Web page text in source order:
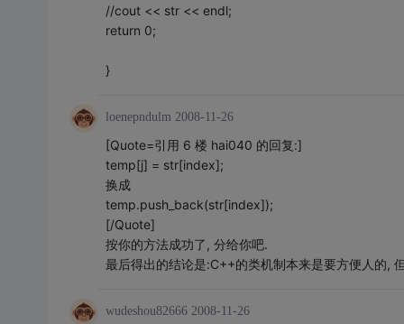
//cout << str << endl;
return 0;
}
loenepndulm 2008-11-26
[Quote=引用 6 楼 hai040 的回复:]
temp[j] = str[index];
换成
temp.push_back(str[index]);
[/Quote]
按你的方法成功了, 分给你吧.
最后得出的结论是:C++的类机制本来是要方便人的,
wudeshou82666 2008-11-26